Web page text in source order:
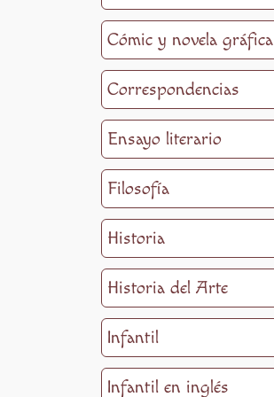
Cómic y novela gráfica
Correspondencias
Ensayo literario
Filosofía
Historia
Historia del Arte
Infantil
Infantil en inglés